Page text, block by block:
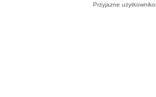
Przyjazne